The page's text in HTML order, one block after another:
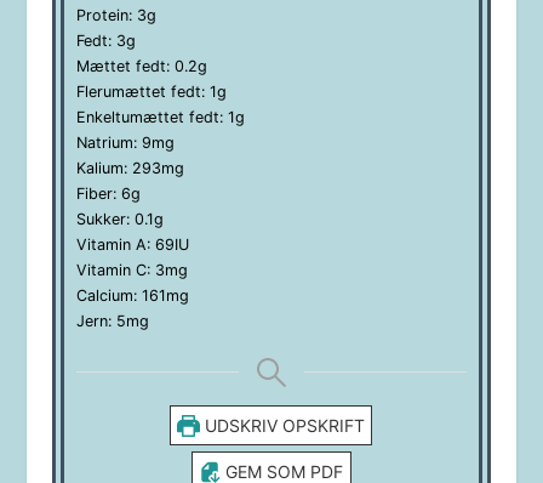
Protein: 3g
Fedt: 3g
Mættet fedt: 0.2g
Flerumættet fedt: 1g
Enkeltumættet fedt: 1g
Natrium: 9mg
Kalium: 293mg
Fiber: 6g
Sukker: 0.1g
Vitamin A: 69IU
Vitamin C: 3mg
Calcium: 161mg
Jern: 5mg
UDSKRIV OPSKRIFT
GEM SOM PDF